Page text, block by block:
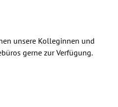
unsere Kolleginnen und
gerne zur Verfügung.